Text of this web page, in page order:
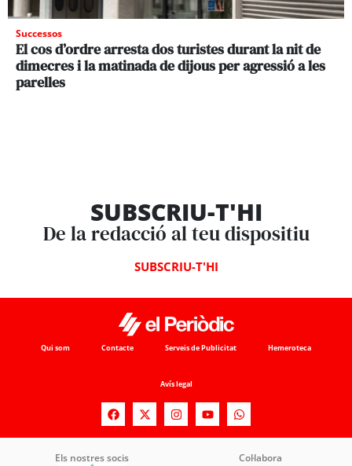
Successos
El cos d’ordre arresta dos turistes durant la nit de
dimecres i la matinada de dijous per agressió a les
parelles
SUBSCRIU-T'HI
De la redacció al teu dispositiu
SUBSCRIU-T'HI
Qui som Contacte Serveis de Publicitat Hemeroteca
Avís legal
Els nostres socis Col·labora